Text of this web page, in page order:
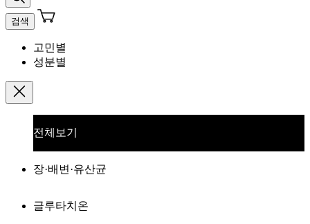
검색
고민별
성분별
전체보기
장·배변·유산균
글루타치온